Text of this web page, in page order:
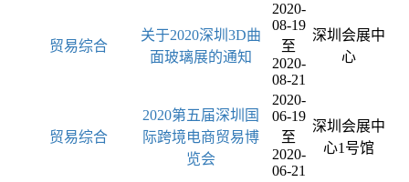
贸易综合
关于2020深圳3D曲
面玻璃展的通知
2020-
08-19
至
2020-
08-21
深圳会展中
心
贸易综合
2020第五届深圳国
际跨境电商贸易博
览会
2020-
06-19
至
2020-
06-21
深圳会展中
心1号馆